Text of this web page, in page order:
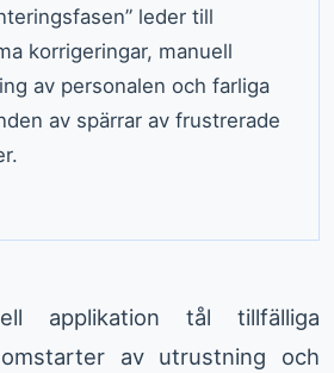
leder till
korrigeringar, manuell
av personalen och farliga
av spärrar av frustrerade
applikation tål tillfälliga
av utrustning och